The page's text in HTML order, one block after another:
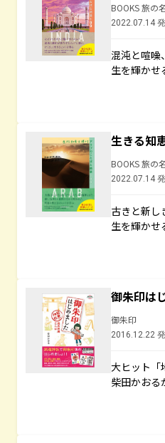
BOOKS 旅の
2022.07.14
混沌と喧噪
生を輝かせ
生きる知
BOOKS 旅の
2022.07.14
古きと新し
生を輝かせ
御朱印は
御朱印
2016.12.22
大ヒット「
柴田かおる